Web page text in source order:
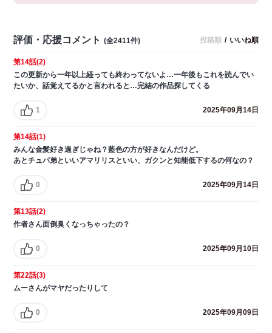
評価・応援コメント (全2411件) 投稿順 / いいね順
第14話(2)
この更新から一年以上経っても終わってないよ…一年後もこれを読んでい
たいか、話覚えてるかと言われると…完結の作品探してくる
1 2025年09月14日
第14話(1)
みんな金髪好き過ぎじゃね？藍色の方が好きなんだけど。
あとチュパ弟といいアマリリスといい、ガクンと知能低下するの何なの？
0 2025年09月14日
第13話(2)
作者さん面倒臭くなっちゃったの？
0 2025年09月10日
第22話(3)
ムーさんがマヤだったりして
0 2025年09月09日